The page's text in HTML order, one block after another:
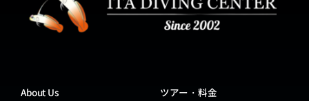
About Us ツアー・料金